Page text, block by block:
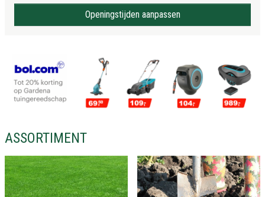
Openingstijden aanpassen
ASSORTIMENT